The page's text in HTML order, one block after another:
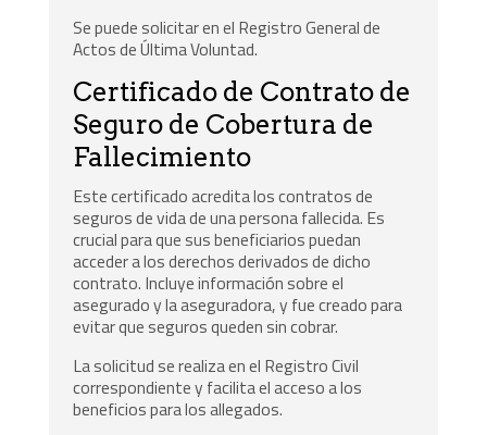
Se puede solicitar en el Registro General de
Actos de Última Voluntad.
Certificado de Contrato de
Seguro de Cobertura de
Fallecimiento
Este certificado acredita los contratos de
seguros de vida de una persona fallecida. Es
crucial para que sus beneficiarios puedan
acceder a los derechos derivados de dicho
contrato. Incluye información sobre el
asegurado y la aseguradora, y fue creado para
evitar que seguros queden sin cobrar.
La solicitud se realiza en el Registro Civil
correspondiente y facilita el acceso a los
beneficios para los allegados.